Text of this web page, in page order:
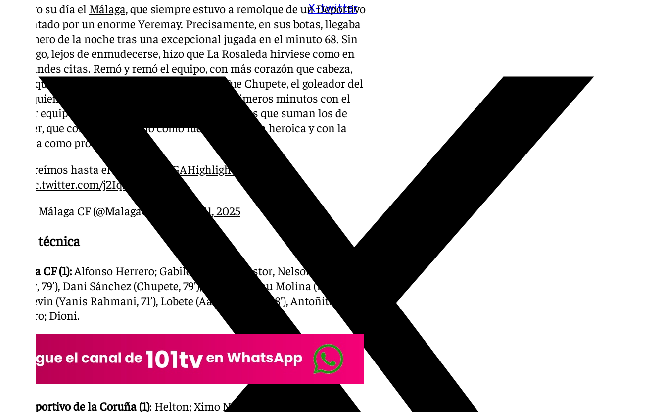
X-twitter
No tuvo su día el Málaga,que siempre estuvo a remolque de un Deportivo
sustentado por un enorme Yeremay. Precisamente, en sus botas, llegaba
el primero de la noche tras una excepcional jugada en el minuto 68. Sin
embargo, lejos de enmudecerse, hizo que La Rosaleda hirviese como en
las grandes citas. Remó y remó el equipo, con más corazón que cabeza,
hasta que le llegó el premio en el minuto 88. Fue Chupete, el goleador del
filial, quien se doctoraba en su estadio en los primeros minutos con el
primer equipo en La Rosaleda. Ya son 31 puntos los que suman los de
Pellicer, que comienzan el año como fue su 2024: a la heroica y con la
cantera como protagonista.
¡Creímos hasta el final!
#LALIGAHighlights
pic.twitter.com/j2IqKxdwY1
— Málaga CF (@MalagaCF)
January 11, 2025
Ficha técnica
Málaga CF (1): Alfonso Herrero; Gabilondo, Álex Pastor, Nelson Monte
(Víctor, 79’), Dani Sánchez (Chupete, 79’); Luismi, Manu Molina (Ramón,
58’); Kevin (Yanis Rahmani, 71’), Lobete (Aaron Ochoa, 58’), Antoñito
Cordero; Dioni.
RC Deportivo de la Coruña (1): Helton; Ximo Navarro, Pablo Vázquez,